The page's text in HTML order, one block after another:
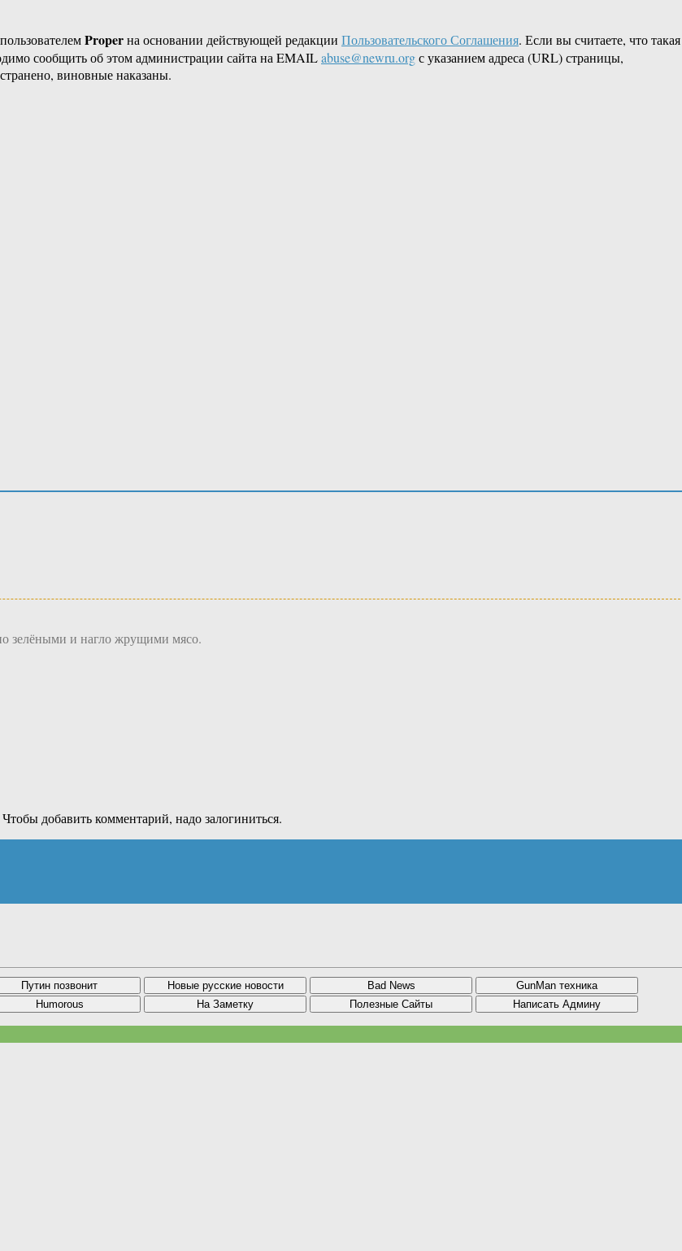
Properна основании действующей редакции Пользовательского Соглашения. Если вы считаете, что такая
сообщить об этом администрации сайта на EMAILabuse@newru.orgс указанием адреса (URL) страницы,
виновные наказаны.
зелёными и нагло жрущими мясо.
Чтобы добавить комментарий, надо залогиниться.